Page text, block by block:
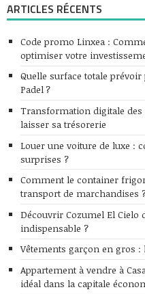
ARTICLES RÉCENTS
Code promo Linxea :
optimiser votre
Quelle surface totale
Padel ?
Transformation digitale
laisser sa trésorerie
Louer une voiture de luxe :
surprises ?
Comment le container
transport de marchandises
Découvrir Cozumel El Cielo
indispensable ?
Vêtements garçon en gros :
Appartement à vendre à
idéal dans la capitale